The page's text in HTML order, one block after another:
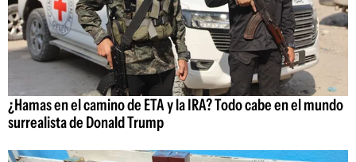
¿Hamas en el camino de ETA y la IRA? Todo cabe en el mundo
surrealista de Donald Trump